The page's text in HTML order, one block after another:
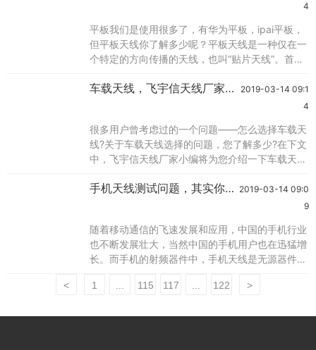
般wifi用sma和tnc的主要用在路由器上，但是2.4g
的无线监控设备上
4
平板我们是使用很多了，有华为平板，ipai平板，
但平板天线你了解多少呢？平板天线是一种仅在一
个特定的方向传播的天线，也叫“贴片天线”。首先
1、首先要把平板天线指向正南,如果你的正南方向
是水平极化的,还是垂直极化的。如果接收的是垂
直极化的信号,那么就请你将平板天线面设置
车载天线，飞宇信天线厂家车
2019-03-14 09:1
4
很多用户曾考虑过的一个问题——怎么选择车载天
线?关于车载天线选择的问题，您了解多少?在下文
中，飞宇信天线厂家小编将为您介绍一下车载天线
天线是根据汽车的使用环境的不同而设计的，所以
于进口原装车载的天线价格都非常昂贵而且优势并
不突出，因此一般车主的都使用国产的车载天线。
在
手机天线测试问题，其实你也 2019-03-14 09:0
9
随着移动通信的飞速发展和应用，中国的手机行业
也不断发展壮大，当然中国的手机用户也在迅猛增
长。而手机的射频器件中，手机天线是无源器件，
件，它的特殊性和重要性必然要求其研发过程对天
正常用。现在飞宇信天线厂家作为有多年天线生产
< 1 ... 115 117 ... 122 >